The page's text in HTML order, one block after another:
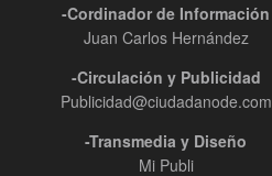
-Cordinador de Información
Juan Carlos Hernández
-Circulación y Publicidad
Publicidad@ciudadanode.com
-Transmedia y Diseño
Mi Publi